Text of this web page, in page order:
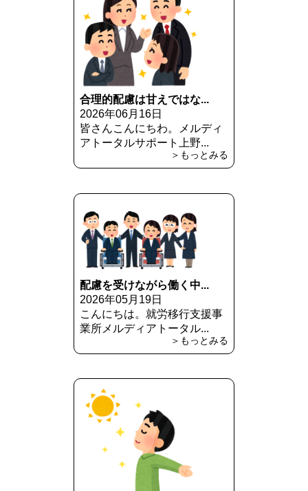
合理的配慮は甘えではな...
2026年06月16日
皆さんこんにちわ。メルディ
アトータルサポート上野...
＞もっとみる
配慮を受けながら働く中...
2026年05月19日
こんにちは。就労移行支援事
業所メルディアトータル...
＞もっとみる